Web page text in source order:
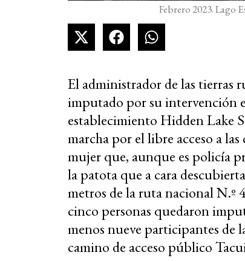
Febrero 2023. Lago
El administrador de las tierras
imputado por su intervención
establecimiento Hidden Lake
marcha por el libre acceso a
mujer que, aunque es policía
la patota que a cara
metros de la ruta nacional N.º
cinco personas quedaron
menos nueve participantes de
camino de acceso público